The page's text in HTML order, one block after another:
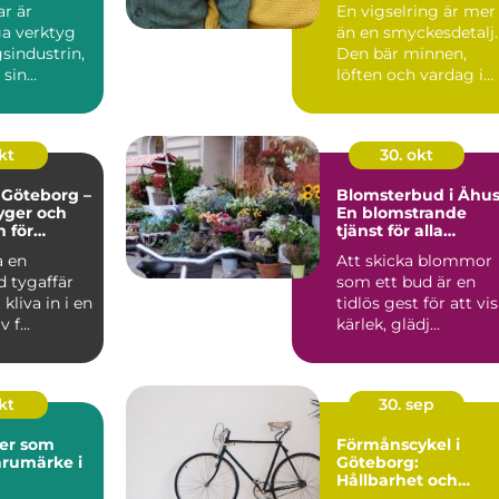
är
verktyg
En vigselring är mer
än en smyckesdetalj.
Den bär minnen,
löften och vardag i
–
och
för
en
tygaffär
in i en
f...
30. okt
Blomsterbud i
En blomstrande
tjänst för alla
Att skicka blommor
som ett bud är en
tidlös gest för att
kärlek, glädj...
som
i
30. sep
Förmånscykel i
Göteborg:
Hållbarhet och